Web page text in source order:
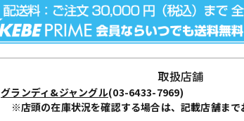
取扱店舗
グランディ&ジャングル(03-6433-7969)
※店頭の在庫状況を確認する場合は、記載店舗まで